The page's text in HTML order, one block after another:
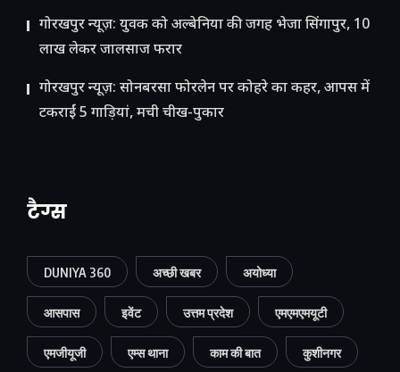
गोरखपुर न्यूज़: युवक को अल्बेनिया की जगह भेजा सिंगापुर, 10
लाख लेकर जालसाज फरार
गोरखपुर न्यूज़: सोनबरसा फोरलेन पर कोहरे का कहर, आपस में
टकराईं 5 गाड़ियां, मची चीख-पुकार
टैग्स
DUNIYA 360 अच्छी खबर अयोध्या
आसपास इवेंट उत्तम प्रदेश एमएमएमयूटी
एमजीयूजी एम्स थाना काम की बात कुशीनगर